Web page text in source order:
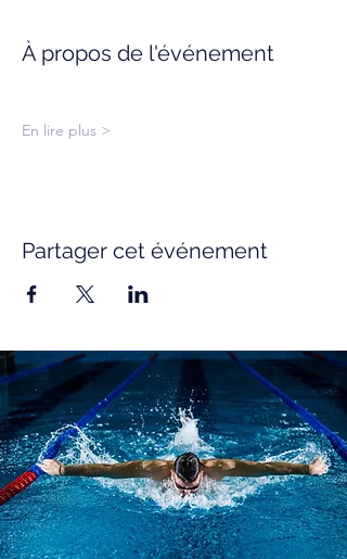
À propos de l'événement
En lire plus >
Partager cet événement